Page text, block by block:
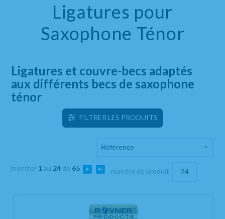
Ligatures pour
Saxophone Ténor
Ligatures et couvre-becs adaptés
aux différents becs de saxophone
ténor
FILTRER LES PRODUITS
montrer 1au 24 de 65 numéro de produit.